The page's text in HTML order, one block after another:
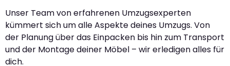
Unser Team von erfahrenen Umzugsexperten
kümmert sich um alle Aspekte deines Umzugs. Von
der Planung über das Einpacken bis hin zum Transport
und der Montage deiner Möbel – wir erledigen alles für
dich.